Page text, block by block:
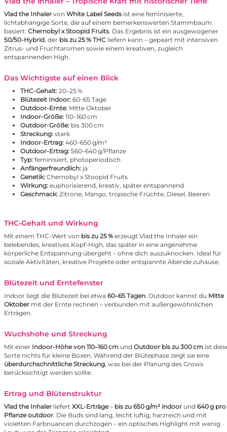
Vlad the Inhaler von White Label Seeds ist eine feminisierte,
lichtabhängige Sorte, die auf einem bemerkenswerten Stammbaum
basiert: Chernobyl x Stoopid Fruits. Das Ergebnis ist ein ausgewogener
50/50-Hybrid, der bis zu 25 % THC liefern kann – gepaart mit intensiven
Zitrus- und Fruchtaromen sowie einem kreativen, zugleich
entspannenden High.
Das Wichtigste auf einen Blick
THC-Gehalt: 20–25 %
Blütezeit Indoor: 60–65 Tage
Outdoor-Ernte: Mitte Oktober
Indoor-Größe: 110–160 cm
Outdoor-Größe: bis 300 cm
Streckung: stark
Indoor-Ertrag: 460–650 g/m²
Outdoor-Ertrag: 560–640 g/Pflanze
Typ: feminisiert, photoperiodisch
Anfängerfreundlich: ja
Genetik: Chernobyl x Stoopid Fruits
Wirkung: euphorisierend, kreativ, später entspannend
Geschmack: Zitrone, Mango, tropische Früchte, Diesel, Beeren
THC-Gehalt und Wirkung
Mit einem THC-Wert von bis zu 25 % erzeugt Vlad the Inhaler ein
belebendes, kreatives Kopf-High, das später in eine angenehme
körperliche Entspannung übergeht – ohne dich auszuknocken. Ideal für
soziale Aktivitäten, kreative Projekte oder entspannte Abende zuhause.
Blütezeit und Erntefenster
Indoor liegt die Blütezeit bei etwa 60–65 Tagen. Outdoor kannst du Mitte
Oktober mit der Ernte rechnen – verbunden mit außergewöhnlichen
Erträgen.
Wuchshöhe und Streckung
Mit einer Indoor-Höhe von 110–160 cm und Outdoor bis zu 300 cm ist
Sorte nichts für kleine Boxen. Während der Blütephase zeigt sie eine
überdurchschnittliche Streckung, was bei der Planung des Grows
berücksichtigt werden sollte.
Ertrag und Blütenstruktur
Vlad the Inhaler liefert XXL-Erträge– bis zu 650 g/m² indoor und 640 g pro
Pflanze outdoor. Die Buds sind lang, leicht luftig, harzreich und mit
violetten Farbnuancen durchzogen – ein optisches Highlight mit wenig